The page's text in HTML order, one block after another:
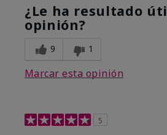
¿Le ha resultado
opinión?
9 1
Marcar esta opinión
5